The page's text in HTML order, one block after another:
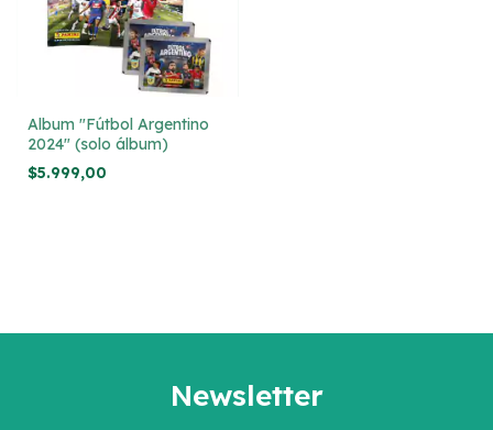
Album "Fútbol Argentino
2024" (solo álbum)
$5.999,00
Newsletter